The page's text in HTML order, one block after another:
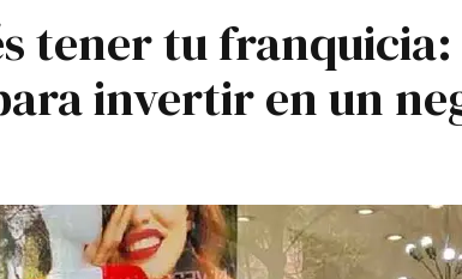
tener tu franquicia:
invertir en un